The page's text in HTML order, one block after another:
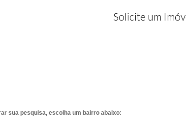
Solicite um
sua pesquisa, escolha um bairro abaixo: